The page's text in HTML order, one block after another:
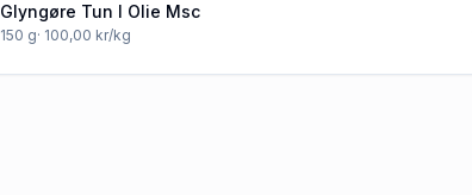
Glyngøre Tun I Olie Msc
150 g· 100,00 kr/kg